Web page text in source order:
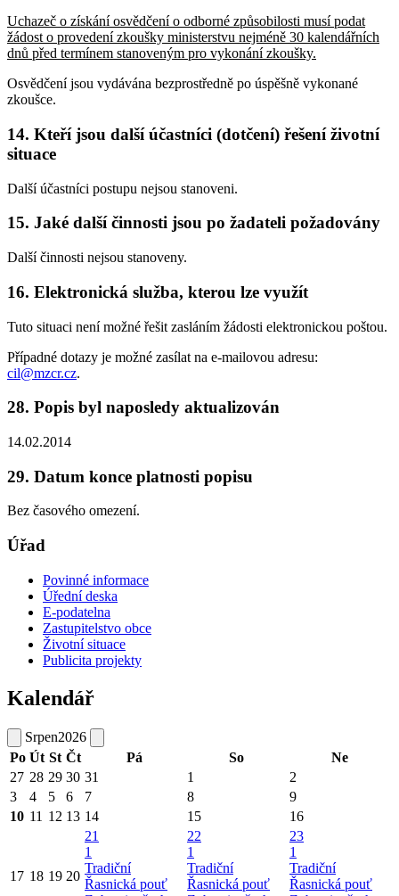
Uchazeč o získání osvědčení o odborné způsobilosti musí podat
žádost o provedení zkoušky ministerstvu nejméně 30 kalendářních
dnů před termínem stanoveným pro vykonání zkoušky.
Osvědčení jsou vydávána bezprostředně po úspěšně vykonané
zkoušce.
14. Kteří jsou další účastníci (dotčení) řešení životní
situace
Další účastníci postupu nejsou stanoveni.
15. Jaké další činnosti jsou po žadateli požadovány
Další činnosti nejsou stanoveny.
16. Elektronická služba, kterou lze využít
Tuto situaci není možné řešit zasláním žádosti elektronickou poštou.
Případné dotazy je možné zasílat na e-mailovou adresu:
cil@mzcr.cz.
28. Popis byl naposledy aktualizován
14.02.2014
29. Datum konce platnosti popisu
Bez časového omezení.
Úřad
Povinné informace
Úřední deska
E-podatelna
Zastupitelstvo obce
Životní situace
Publicita projekty
Kalendář
Srpen2026
Po Út St Čt Pá So
Ne
27 28 29 30 31 1
2
3
4 5 6 7 8
9
10 11 12 13 14 15 16
17 18 19 20
21
1
Tradiční
Řasnická pouť
22
1
Tradiční
Řasnická pouť
23
1
Tradiční
Řasnická pouť